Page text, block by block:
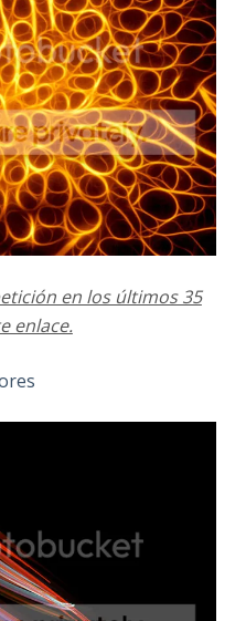
en los últimos 35
enlace.